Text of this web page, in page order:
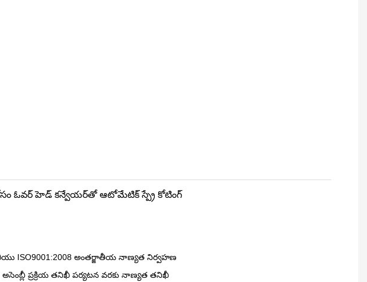
ISO9001:2008 అంతర్జాతీయ నాణ్యత నిర్వహణ
ప్రక్రియ తనిఖీ పర్యటన వరకు నాణ్యత తనిఖీ